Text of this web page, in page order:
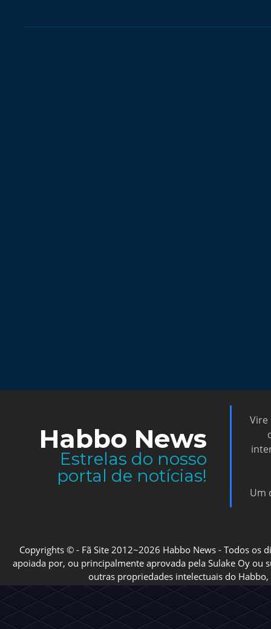
Habbo News
Estrelas do nosso
portal de notícias!
Vire
Um
Copyrights © - Fã Site 2012~2026 Habbo News - Todos os
apoiada por, ou principalmente aprovada pela Sulake Oy ou
outras propriedades intelectuais do